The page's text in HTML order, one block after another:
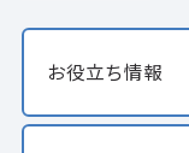
お役立ち情報